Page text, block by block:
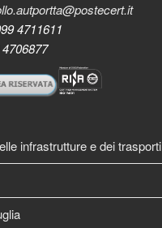
4711611
infrastrutture e dei trasporti